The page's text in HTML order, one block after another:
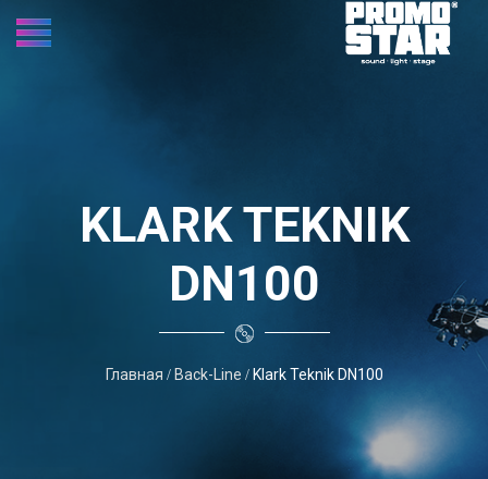
KLARK TEKNIK
DN100
Главная Back-Line Klark Teknik DN100